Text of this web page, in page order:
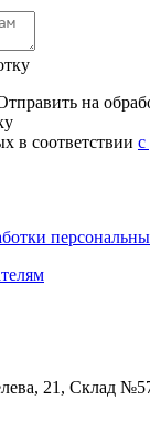
на
в соответствии с
21, Склад